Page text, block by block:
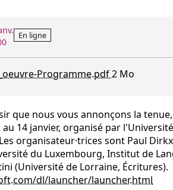
En ligne
Programme.pdf2 Mo
que nous vous annonçons la
au 14 janvier, organisé par
organisateur·trices sont Paul
du Luxembourg, Institut de
(Université de Lorraine, Écritures).
dl/launcher/launcher.html